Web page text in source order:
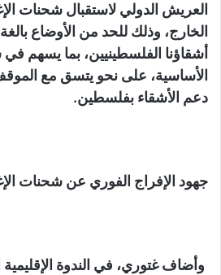
العريش الدولي لاستقبال شحنات
الخارج، وذلك للحد من الأوضاع بالغة
أشقاؤنا الفلسطينيين، بما يسهم في
الأساسية، على نحو يتسق مع
دعم الأشقاء بفلسطين.
جهود الإفراج الفوري عن شحنات
وأضاف غتوري، في الندوة